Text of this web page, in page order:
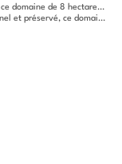
A 15mn de Bordeaux, environnement exceptionnel pour ce domaine de 8 hectares avec 3 maisons
est composé de 3 maisons,...